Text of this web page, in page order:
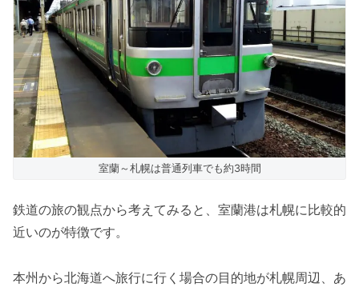
室蘭～札幌は普通列車でも約3時間
鉄道の旅の観点から考えてみると、室蘭港は札幌に比較的
近いのが特徴です。
本州から北海道へ旅行に行く場合の目的地が札幌周辺、あ